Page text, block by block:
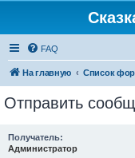
FAQ
На главную Список
Отправить
Получатель:
Администратор